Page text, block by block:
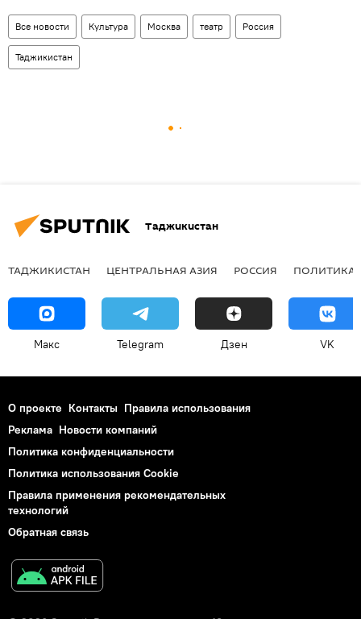
Все новости Культура Москва театр Россия
Таджикистан
Таджикистан
ТАДЖИКИСТАН ЦЕНТРАЛЬНАЯ АЗИЯ РОССИЯ ПОЛИТИКА
Макс Telegram Дзен VK
О проекте Контакты Правила использования
Реклама Новости компаний
Политика конфиденциальности
Политика использования Cookie
Правила применения рекомендательных
технологий
Обратная связь